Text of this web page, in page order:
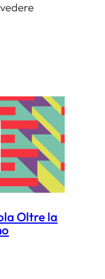
Oltre la